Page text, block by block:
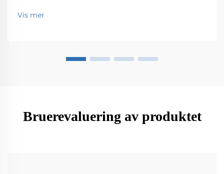
nivået når det gjelder rengjøringseffektivitet i forhold
til de gamle moppene. De fungerer bare mye
Vis mer
Bruerevaluering av produktet